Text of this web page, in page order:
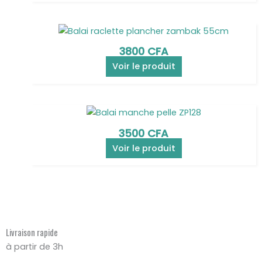
3800 CFA
Voir le produit
3500 CFA
Voir le produit
Livraison rapide
à partir de 3h